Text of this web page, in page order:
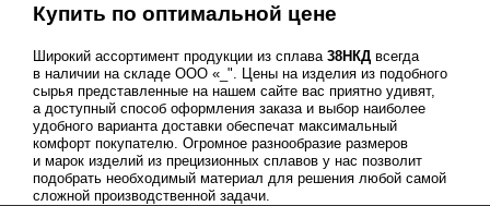
Купить по оптимальной цене
Широкий ассортимент продукции из сплава 38НКДвсегда
в наличии на складе ООО «_". Цены на изделия из подобного
сырья представленные на нашем сайте вас приятно удивят,
а доступный способ оформления заказа и выбор наиболее
удобного варианта доставки обеспечат максимальный
комфорт покупателю. Огромное разнообразие размеров
и марок изделий из прецизионных сплавов у нас позволит
подобрать необходимый материал для решения любой самой
сложной производственной задачи.